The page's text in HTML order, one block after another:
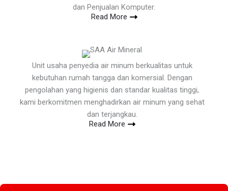
dan Penjualan Komputer.
Read More
Unit usaha penyedia air minum berkualitas untuk
kebutuhan rumah tangga dan komersial. Dengan
pengolahan yang higienis dan standar kualitas tinggi,
kami berkomitmen menghadirkan air minum yang sehat
dan terjangkau.
Read More